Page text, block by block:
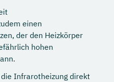
einen
der den Heizkörper
hohen
Infrarotheizung direkt